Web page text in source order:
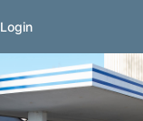
Login